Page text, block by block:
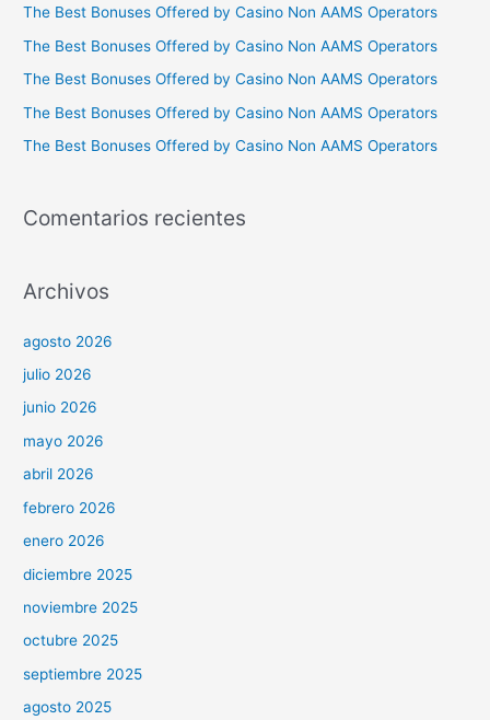
r
p
o
The Best Bonuses Offered by Casino Non AAMS Operators
The Best Bonuses Offered by Casino Non AAMS Operators
The Best Bonuses Offered by Casino Non AAMS Operators
The Best Bonuses Offered by Casino Non AAMS Operators
The Best Bonuses Offered by Casino Non AAMS Operators
Comentarios recientes
Archivos
agosto 2026
julio 2026
junio 2026
mayo 2026
abril 2026
febrero 2026
enero 2026
diciembre 2025
noviembre 2025
octubre 2025
septiembre 2025
agosto 2025